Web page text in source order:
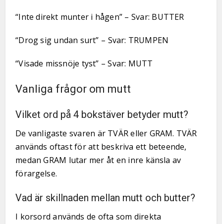
“Inte direkt munter i hågen” – Svar: BUTTER
“Drog sig undan surt” – Svar: TRUMPEN
“Visade missnöje tyst” – Svar: MUTT
Vanliga frågor om mutt
Vilket ord på 4 bokstäver betyder mutt?
De vanligaste svaren är TVÄR eller GRAM. TVÄR
används oftast för att beskriva ett beteende,
medan GRAM lutar mer åt en inre känsla av
förargelse.
Vad är skillnaden mellan mutt och butter?
I korsord används de ofta som direkta